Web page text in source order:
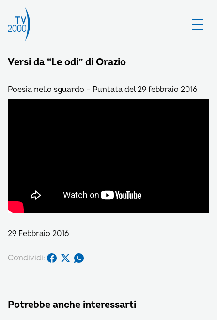
Versi da “Le odi” di Orazio
Poesia nello sguardo – Puntata del 29 febbraio 2016
29 Febbraio 2016
Condividi:
Potrebbe anche interessarti